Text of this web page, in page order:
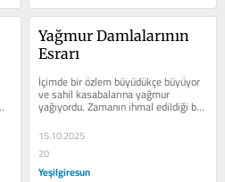
Yağmur Damlalarının
Esrarı
İçimde bir özlem büyüdükçe büyüyor
ve sahil kasabalarına yağmur
yağıyordu. Zamanın ihmal edildiği bir
hikâyede ıslanmak isteyenler...
15.10.2025
20
Yeşilgiresun